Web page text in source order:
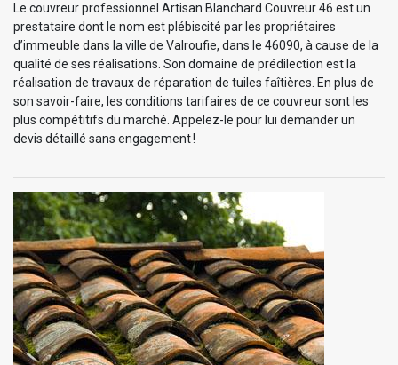
Le couvreur professionnel Artisan Blanchard Couvreur 46 est un
prestataire dont le nom est plébiscité par les propriétaires
d’immeuble dans la ville de Valroufie, dans le 46090, à cause de la
qualité de ses réalisations. Son domaine de prédilection est la
réalisation de travaux de réparation de tuiles faîtières. En plus de
son savoir-faire, les conditions tarifaires de ce couvreur sont les
plus compétitifs du marché. Appelez-le pour lui demander un
devis détaillé sans engagement !